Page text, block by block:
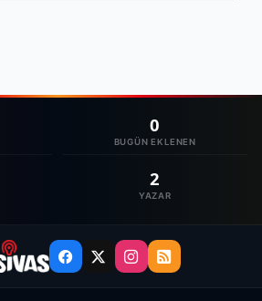
0
BUGÜN EKLENEN
2
YAZAR